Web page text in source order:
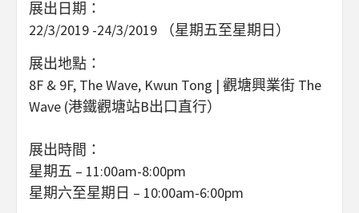
展出日期：
22/3/2019 -24/3/2019 （星期五至星期日）
展出地點：
8F & 9F, The Wave, Kwun Tong | 觀塘興業街 The
Wave (港鐵觀塘站B出口直行）
展出時間：
星期五 – 11:00am-8:00pm
星期六至星期日 – 10:00am-6:00pm‍